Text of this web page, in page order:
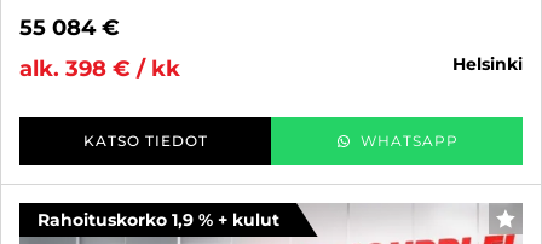
55 084 €
alk. 398 € / kk
helsinki
KATSO TIEDOT WHATSAPP
Rahoituskorko 1,9 % + kulut